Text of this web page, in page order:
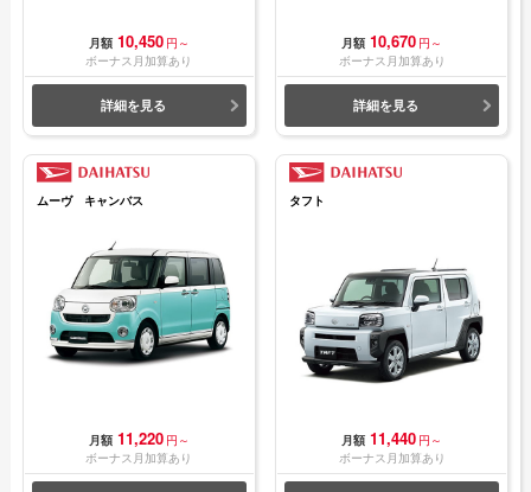
月額 10,450 円～
ボーナス月加算あり
詳細を見る
月額 10,670 円～
ボーナス月加算あり
詳細を見る
ムーヴ キャンバス
月額 11,220 円～
ボーナス月加算あり
タフト
月額 11,440 円～
ボーナス月加算あり